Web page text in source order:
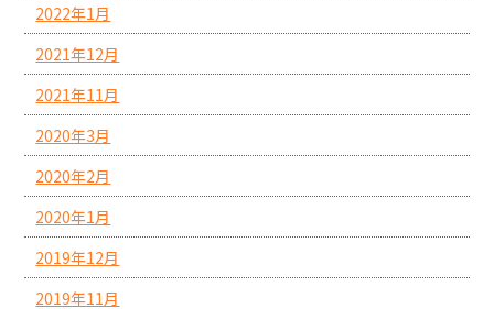
2022年1月
2021年12月
2021年11月
2020年3月
2020年2月
2020年1月
2019年12月
2019年11月